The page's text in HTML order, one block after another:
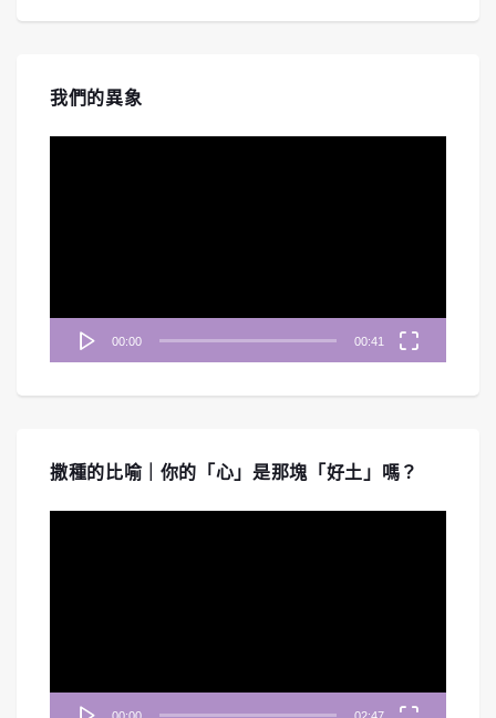
我們的異象
00:00 00:41
撒種的比喻｜你的「心」是那塊「好土」嗎？